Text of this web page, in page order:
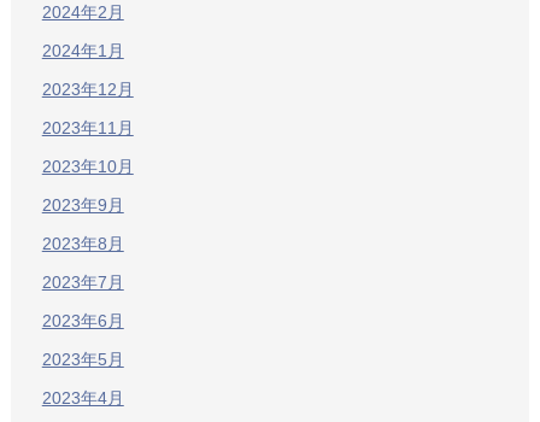
2024年2月
2024年1月
2023年12月
2023年11月
2023年10月
2023年9月
2023年8月
2023年7月
2023年6月
2023年5月
2023年4月